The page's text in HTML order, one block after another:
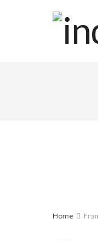
Home